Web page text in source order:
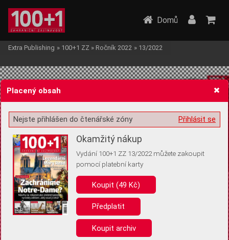
Žádost o souhlas s ukládáním volitelných informací
Pro základní fungování webu nepotřebujeme ukládat žádné informace
(tzv. cookies apod.). Rádi bychom vás ale požádali o souhlas s
uložením volitelných informací:
Anonymní unikátní ID
Díky němu příště poznáme, že se jedná o stejné zařízení, a
Domů
Extra Publishing » 100+1 ZZ » Ročník 2022 » 13/2022
Placený obsah
Přihlásit se
Nejste přihlášen do čtenářské zóny
Okamžitý nákup
Vydání 100+1 ZZ 13/2022 můžete zakoupit
pomocí platební karty
Koupit (49 Kč)
Předplatit
Koupit archiv